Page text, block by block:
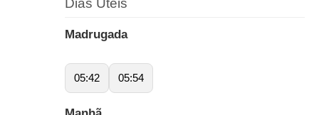
Madrugada
05:42 05:54